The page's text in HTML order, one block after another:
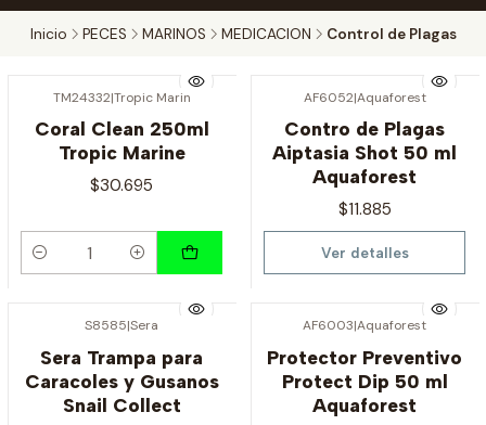
Inicio PECES MARINOS MEDICACION Control de Plagas
TM24332|Tropic Marin
Coral Clean 250ml
Tropic Marine
$30.695
Cantidad
AF6052|Aquaforest
Contro de Plagas
Aiptasia Shot 50 ml
Aquaforest
$11.885
Ver detalles
S8585|Sera
Sera Trampa para
Caracoles y Gusanos
Snail Collect
AF6003|Aquaforest
Protector Preventivo
Protect Dip 50 ml
Aquaforest